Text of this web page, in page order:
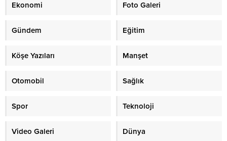
Ekonomi Foto Galeri
Gündem Eğitim
Köşe Yazıları Manşet
Otomobil Sağlık
Spor Teknoloji
Video Galeri Dünya